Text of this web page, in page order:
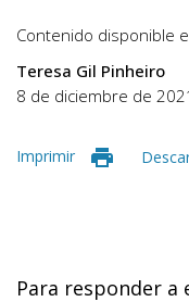
Contenido disponible
Teresa Gil Pinheiro
8 de diciembre de
Imprimir
Para responder